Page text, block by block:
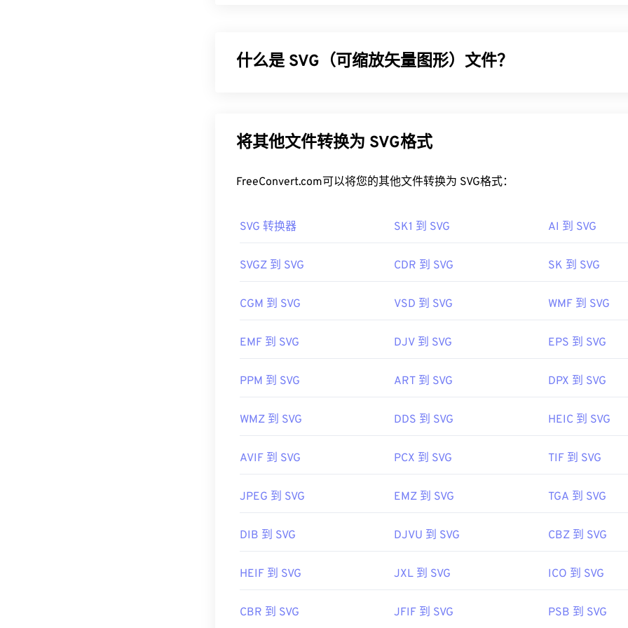
什么是 SVG（可缩放矢量图形）文件？
展性。这种文件类型可以在不损失图像质量的情况下调整大小。此外，SVG 的独
不是一种图像格式。相反，它是一种基于 XML 的标准，提供用于创建二维矢量
如何打开 SVG 文件？
SVG 是 XML 文件，因此您可以在任何常用文本编辑器（例如
Windows 记事本
可以使用 Adob​​e 程序打开和编辑 SVG 文件。只需确保先安装 Adob​​e Creative
的SVG 转 JPG 工具。
首次发布：2001 年 9 月 4 日
https://www.lifewire.com/svg-file-4120603
https://en.wikipedia.org/wiki/Scalable_Vector_Graphics
将其他文件转换为 SVG格式
FreeConvert.com可以将您的其他文件转换为 SVG格式：
SVG 转换器 SK1 到 SVG AI 到 SVG
SVGZ 到 SVG CDR 到 SVG SK 到 SVG
CGM 到 SVG VSD 到 SVG WMF 到 SVG
EMF 到 SVG DJV 到 SVG EPS 到 SVG
PPM 到 SVG ART 到 SVG DPX 到 SVG
WMZ 到 SVG DDS 到 SVG HEIC 到 SVG
AVIF 到 SVG PCX 到 SVG TIF 到 SVG
JPEG 到 SVG EMZ 到 SVG TGA 到 SVG
DIB 到 SVG DJVU 到 SVG CBZ 到 SVG
HEIF 到 SVG JXL 到 SVG ICO 到 SVG
CBR 到 SVG JFIF 到 SVG PSB 到 SVG